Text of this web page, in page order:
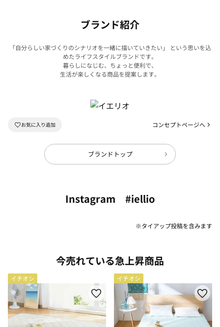
ブランド紹介
「自分らしい家づくりのシナリオを一緒に描いていきたい」 という思いを込
めたライフスタイルブランドです。
暮らしになじむ、ちょっと便利で、
生活が楽しくなる商品を提案します。
コンセプトページへ
ブランドトップ
Instagram #iellio
※タイアップ投稿を含みます
今売れている急上昇商品
イチオシ イチオシ